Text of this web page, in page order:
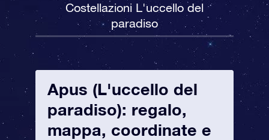
Costellazioni L'uccello del
paradiso
Apus (L'uccello del
paradiso): regalo,
mappa, coordinate e